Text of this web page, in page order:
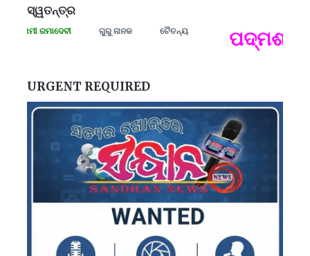
ସ୍ୱତନ୍ତ୍ର
ରମାଦେବୀ ଗୁରୁ ନାନକ ଚୈତନ୍ୟ ପଦ୍ମଶ୍ରୀ
URGENT REQUIRED